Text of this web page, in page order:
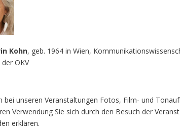
Kohn, geb. 1964 in Wien,
ÖKV
bei unseren Veranstaltungen Fotos, Film- und
Verwendung Sie sich durch den Besuch der
erklären.